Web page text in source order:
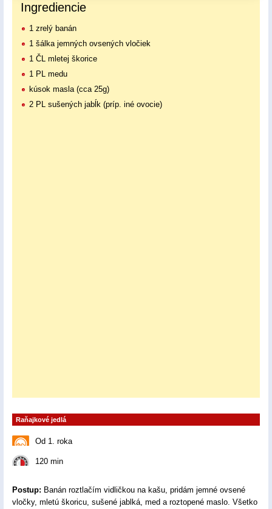
Ingrediencie
1 zrelý banán
1 šálka jemných ovsených vločiek
1 ČL mletej škorice
1 PL medu
kúsok masla (cca 25g)
2 PL sušených jabĺk (príp. iné ovocie)
Raňajkové jedlá
Od 1. roka
120 min
Postup: Banán roztlačím vidličkou na kašu, pridám jemné ovsené
vločky, mletú škoricu, sušené jablká, med a roztopené maslo. Všetko